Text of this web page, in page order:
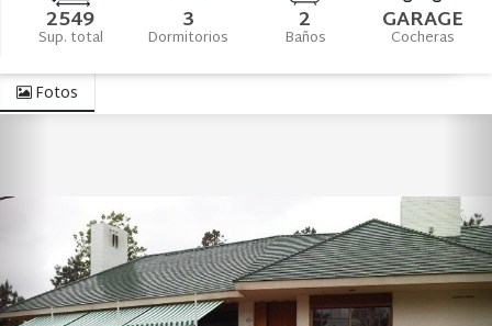
2549
Sup. total 3
Dormitorios 2
Baños GARAGE
Cocheras
Fotos